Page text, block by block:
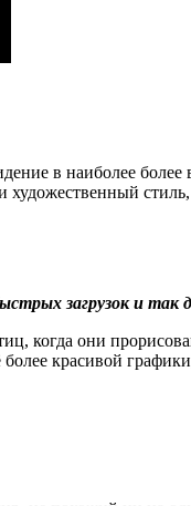
в наиболее более
художественный
загрузок и так
когда они
красивой